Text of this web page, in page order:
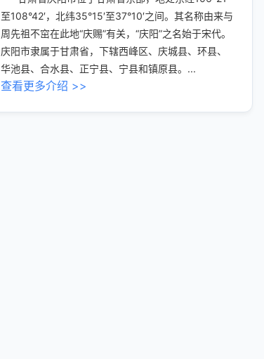
19°
1-3
19°
1-3
22°
1-3 1-3
至108°42′，北纬35°15′至37°10′之间。其名称由来与
周先祖不窋在此地“庆赐”有关，“庆阳”之名始于宋代。
庆阳市隶属于甘肃省，下辖西峰区、庆城县、环县、
华池县、合水县、正宁县、宁县和镇原县。...
查看更多介绍 >>